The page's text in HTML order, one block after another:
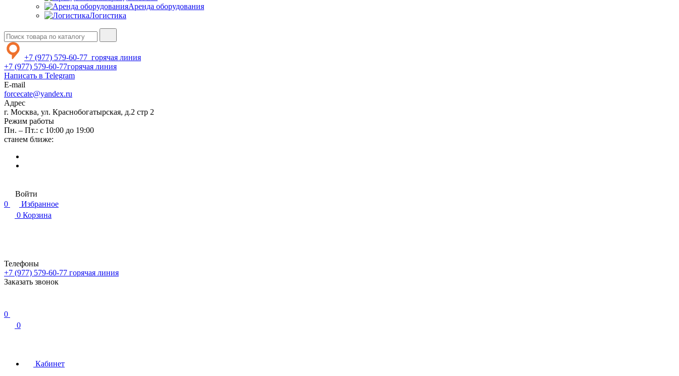
Аренда оборудования
Логистика
+7 (977) 579-60-77 горячая линия
+7 (977) 579-60-77горячая линия
Написать в Telegram
E-mail
forcecate@yandex.ru
Адрес
г. Москва, ул. Краснобогатырская, д.2 стр 2
Режим работы
Пн. – Пт.: с 10:00 до 19:00
станем ближе:
Войти
0
Избранное
0 Корзина
Телефоны
+7 (977) 579-60-77 горячая линия
Заказать звонок
0
0
Кабинет